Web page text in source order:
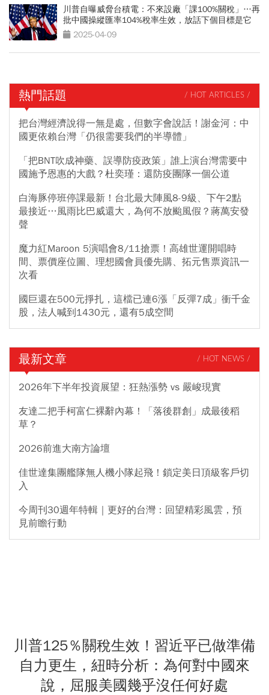
川普自曝威脅台積電：不來設廠「課100%關稅」…再
批中國操縱匯率104%稅率生效，放話下個目標是它
2025-04-09
熱門話題 / HOT ARTICLES /
把台灣經濟說得一無是處，但數字會說話！謝金河：中
國更依賴台灣「仍很需要我們的半導體」
「把BNT吹成神藥、誤導防疫政策」誰上演台灣需要中
國施予恩惠的大戲？杜奕瑾：還防疫團隊一個公道
白海豚停班停課最新！台北最大陣風8-9級、下午2點
最接近…風雨比巴威還大，為何不放颱風假？蔣萬安發
聲
魔力紅Maroon 5演唱會8/11搶票！高雄世運開唱時
間、票價座位圖、理想國會員優先購、拓元售票資訊一
次看
國巨還在500元掙扎，這檔已連6漲「反彈7成」衝千金
股，法人喊到1430元，還有5成空間
最新文章 / HOT NEWS /
2026年下半年投資展望：狂熱漲勢 vs 嚴峻現實
友達二把手柯富仁裸辭內幕！「落後群創」成最後稻
草？
2026前進大南方論壇
佳世達集團艦隊無人機小隊起飛！鎖定美日頂級客戶切
入
今周刊30週年特輯｜更好的台灣：回望精彩風雲，預
見前瞻行動
川普125％關稅生效！習近平已做準備
自力更生，紐時分析：為何對中國來
說，屈服美國幾乎沒任何好處